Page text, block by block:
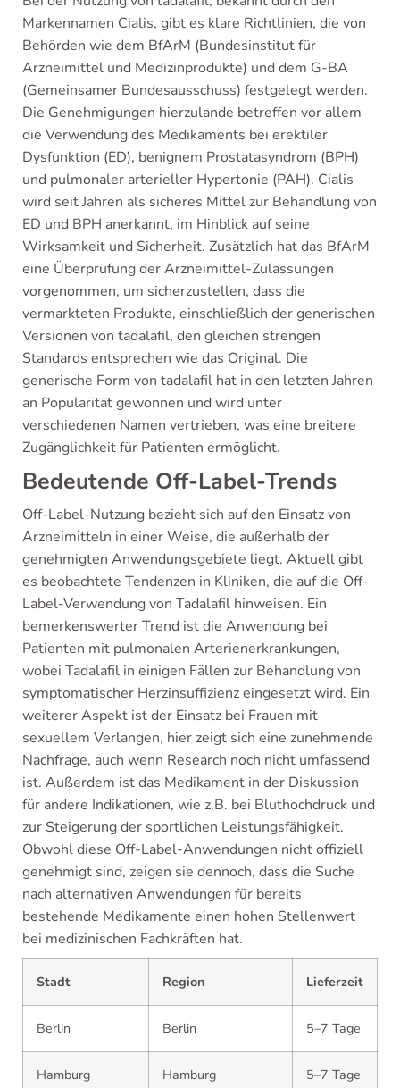
Markennamen Cialis, gibt es klare Richtlinien, die von
Behörden wie dem BfArM (Bundesinstitut für
Arzneimittel und Medizinprodukte) und dem G-BA
(Gemeinsamer Bundesausschuss) festgelegt werden.
Die Genehmigungen hierzulande betreffen vor allem
die Verwendung des Medikaments bei erektiler
Dysfunktion (ED), benignem Prostatasyndrom (BPH)
und pulmonaler arterieller Hypertonie (PAH). Cialis
wird seit Jahren als sicheres Mittel zur Behandlung von
ED und BPH anerkannt, im Hinblick auf seine
Wirksamkeit und Sicherheit. Zusätzlich hat das BfArM
eine Überprüfung der Arzneimittel-Zulassungen
vorgenommen, um sicherzustellen, dass die
vermarkteten Produkte, einschließlich der generischen
Versionen von tadalafil, den gleichen strengen
Standards entsprechen wie das Original. Die
generische Form von tadalafil hat in den letzten Jahren
an Popularität gewonnen und wird unter
verschiedenen Namen vertrieben, was eine breitere
Zugänglichkeit für Patienten ermöglicht.
Bedeutende Off-Label-Trends
Off-Label-Nutzung bezieht sich auf den Einsatz von
Arzneimitteln in einer Weise, die außerhalb der
genehmigten Anwendungsgebiete liegt. Aktuell gibt
es beobachtete Tendenzen in Kliniken, die auf die Off-
Label-Verwendung von Tadalafil hinweisen. Ein
bemerkenswerter Trend ist die Anwendung bei
Patienten mit pulmonalen Arterienerkrankungen,
wobei Tadalafil in einigen Fällen zur Behandlung von
symptomatischer Herzinsuffizienz eingesetzt wird. Ein
weiterer Aspekt ist der Einsatz bei Frauen mit
sexuellem Verlangen, hier zeigt sich eine zunehmende
Nachfrage, auch wenn Research noch nicht umfassend
ist. Außerdem ist das Medikament in der Diskussion
für andere Indikationen, wie z.B. bei Bluthochdruck und
zur Steigerung der sportlichen Leistungsfähigkeit.
Obwohl diese Off-Label-Anwendungen nicht offiziell
genehmigt sind, zeigen sie dennoch, dass die Suche
nach alternativen Anwendungen für bereits
bestehende Medikamente einen hohen Stellenwert
bei medizinischen Fachkräften hat.
Stadt Region Lieferzeit
Berlin Berlin 5–7 Tage
Hamburg Hamburg 5–7 Tage